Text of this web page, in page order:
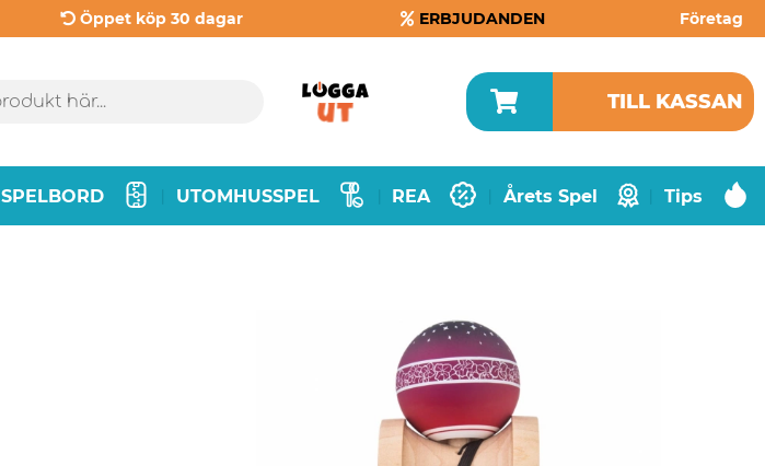
Öppet köp 30 dagar ERBJUDANDEN Företag
TILL KASSAN
SPELBORD UTOMHUSSPEL REA Årets Spel Tips